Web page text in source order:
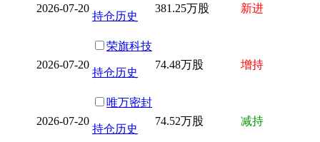
2026-07-20
持仓历史
381.25万股 新进
2026-07-20
荣旗科技
持仓历史
74.48万股 增持
2026-07-20
唯万密封
持仓历史
74.52万股 减持